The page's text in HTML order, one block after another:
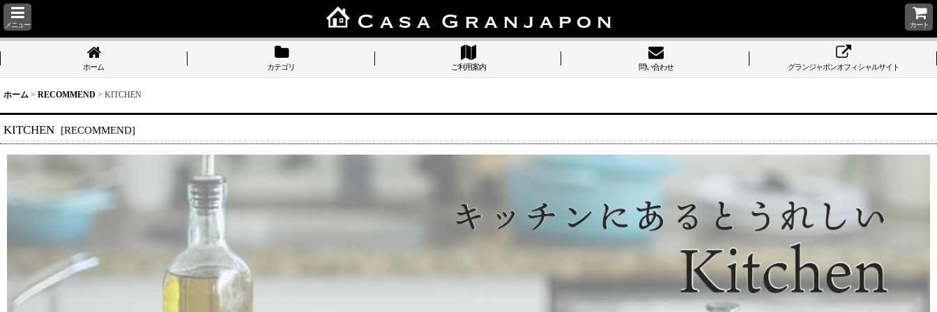
メニュー カート
ホーム カテゴリ ご利用案内 問い合わせ グランジャポンオフィシャルサイト
ホーム > RECOMMEND > KITCHEN
KITCHEN [RECOMMEND]